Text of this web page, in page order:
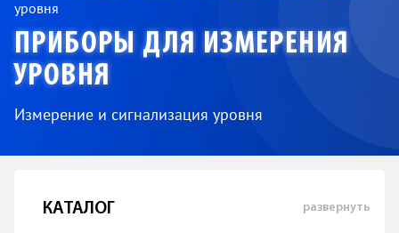
уровня
ПРИБОРЫ ДЛЯ ИЗМЕРЕНИЯ
УРОВНЯ
Измерение и сигнализация уровня
КАТАЛОГ развернуть